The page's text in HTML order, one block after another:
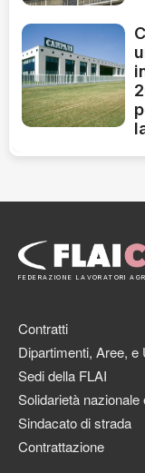
FEDERAZIONE LAVORATORI
Contratti
Dipartimenti, Aree, e
Sedi della FLAI
Solidarietà nazionale
Sindacato di strada
Contrattazione